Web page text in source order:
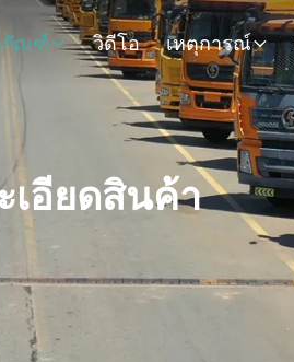
ภัณฑ์ วิดีโอ เหตุการณ์
เอียดสินค้า